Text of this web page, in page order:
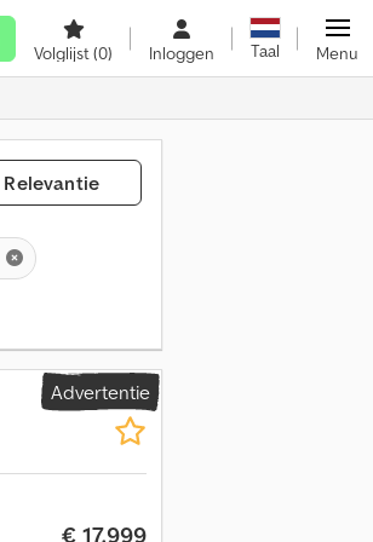
Volglijst(0) Inloggen Taal Menu
Relevantie
Advertentie
€ 17.999